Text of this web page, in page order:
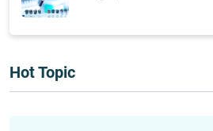
Hot Topic